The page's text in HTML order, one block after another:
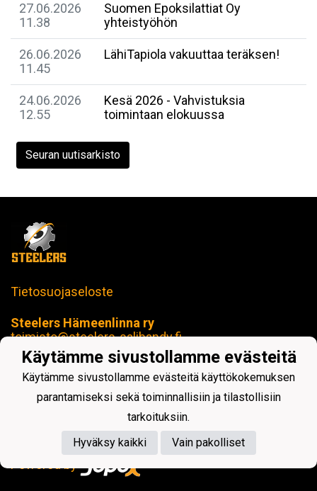
27.06.2026
11.38
Suomen Epoksilattiat Oy
yhteistyöhön
26.06.2026
11.45
LähiTapiola vakuuttaa teräksen!
24.06.2026
12.55
Kesä 2026 - Vahvistuksia
toimintaan elokuussa
Seuran uutisarkisto
Tietosuojaseloste
Steelers Hämeenlinna ry
toimisto@steelers-salibandy.fi
Loimua Areena
Härkätie 17 B, 13600 Hämeenlinna
Y-tunnus: 2414280-4
Powered by
Käytämme sivustollamme evästeitä
Käytämme sivustollamme evästeitä käyttökokemuksen
parantamiseksi sekä toiminnallisiin ja tilastollisiin
tarkoituksiin.
Hyväksy kaikki
Vain pakolliset